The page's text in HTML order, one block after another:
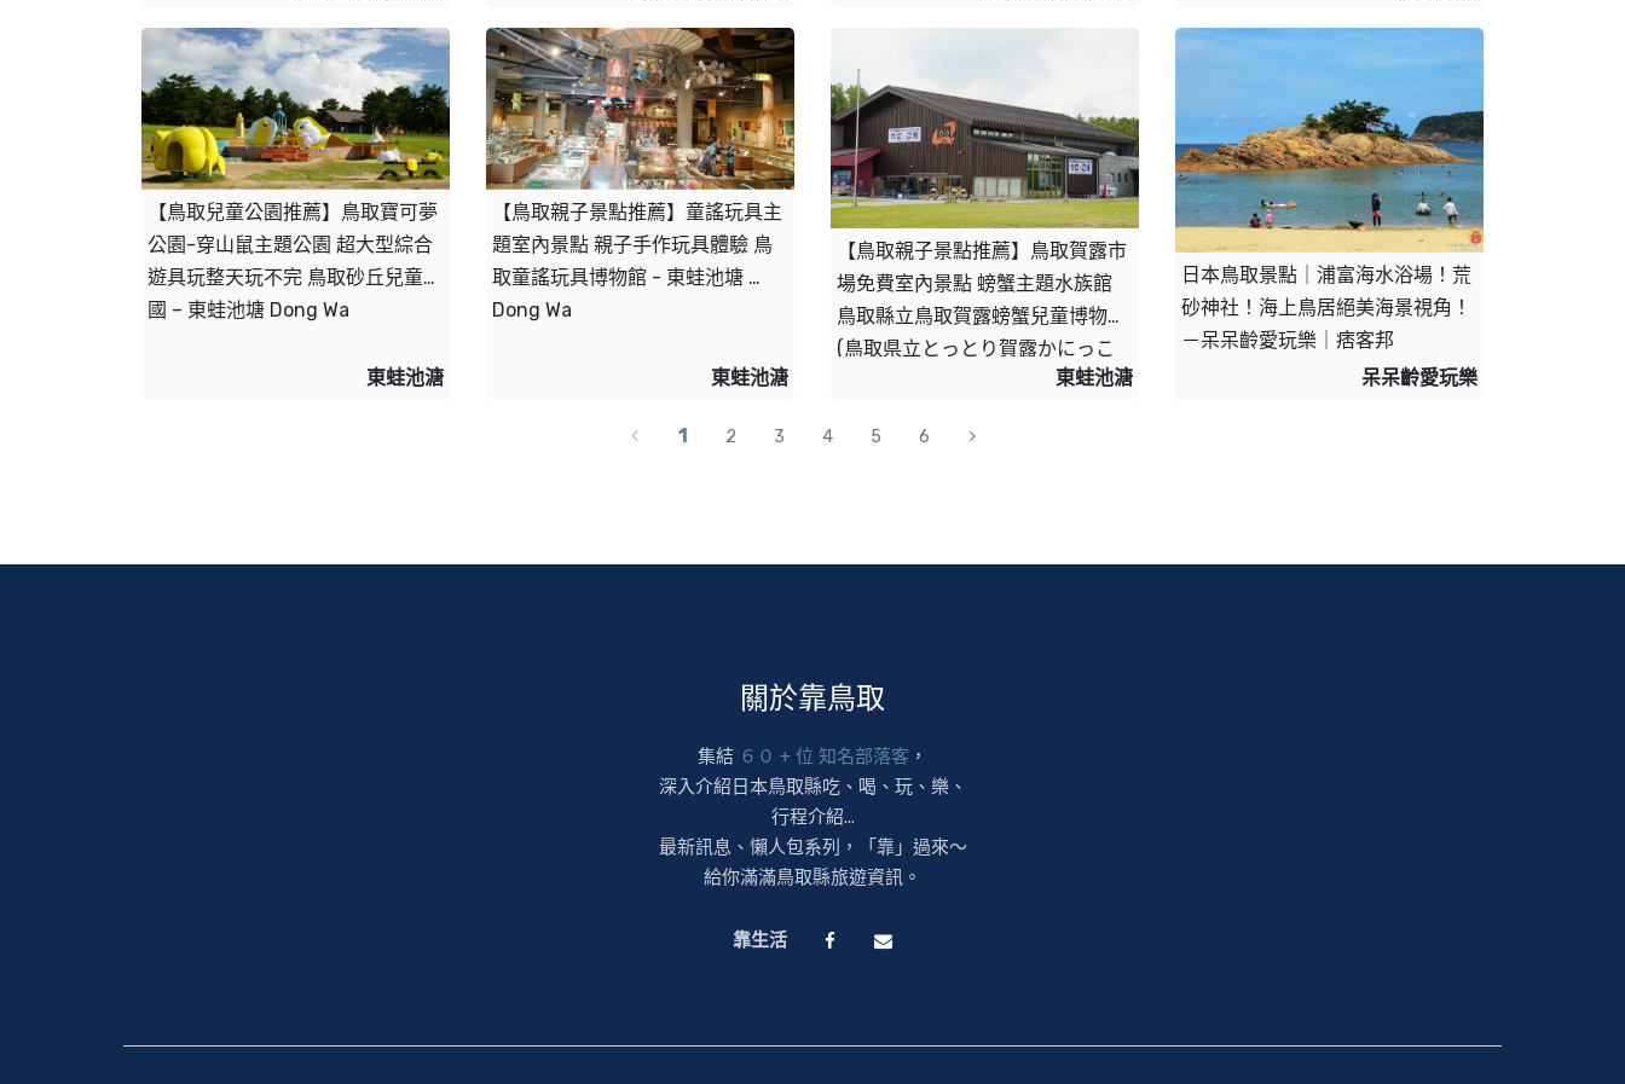
【鳥取兒童公園推薦】鳥取寶可夢
公園-穿山鼠主題公園 超大型綜合
遊具玩整天玩不完 鳥取砂丘兒童王
國 – 東蛙池塘 Dong Wa
東蛙池溏
【鳥取親子景點推薦】童謠玩具主
題室內景點 親子手作玩具體驗 鳥
取童謠玩具博物館 - 東蛙池塘
Dong Wa
東蛙池溏
【鳥取親子景點推薦】鳥取賀露市
場免費室內景點 螃蟹主題水族館
鳥取縣立鳥取賀露螃蟹兒童博物館
(鳥取県立とっとり賀露かにっこ
東蛙池溏
日本鳥取景點｜浦富海水浴場！荒
砂神社！海上鳥居絕美海景視角！
－呆呆齡愛玩樂｜痞客邦
呆呆齡愛玩樂
1 2 3 4 5 6
關於靠鳥取
集結 ６０ + 位 知名部落客 ，
深入介紹日本鳥取縣吃、喝、玩、樂、
行程介紹...
最新訊息、懶人包系列，「靠」過來～
給你滿滿鳥取縣旅遊資訊。
靠生活